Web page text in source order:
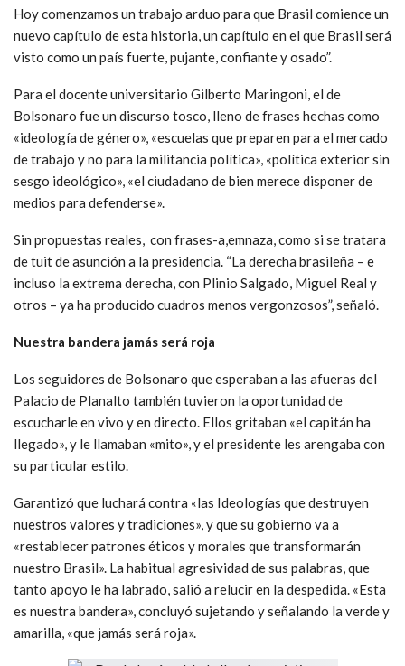
Hoy comenzamos un trabajo arduo para que Brasil comience un
nuevo capítulo de esta historia, un capítulo en el que Brasil será
visto como un país fuerte, pujante, confiante y osado”.
Para el docente universitario Gilberto Maringoni, el de
Bolsonaro fue un discurso tosco, lleno de frases hechas como
«ideología de género», «escuelas que preparen para el mercado
de trabajo y no para la militancia política», «política exterior sin
sesgo ideológico», «el ciudadano de bien merece disponer de
medios para defenderse».
Sin propuestas reales, con frases-a,emnaza, como si se tratara
de tuit de asunción a la presidencia. “La derecha brasileña – e
incluso la extrema derecha, con Plinio Salgado, Miguel Real y
otros – ya ha producido cuadros menos vergonzosos”, señaló.
Nuestra bandera jamás será roja
Los seguidores de Bolsonaro que esperaban a las afueras del
Palacio de Planalto también tuvieron la oportunidad de
escucharle en vivo y en directo. Ellos gritaban «el capitán ha
llegado», y le llamaban «mito», y el presidente les arengaba con
su particular estilo.
Garantizó que luchará contra «las Ideologías que destruyen
nuestros valores y tradiciones», y que su gobierno va a
«restablecer patrones éticos y morales que transformarán
nuestro Brasil». La habitual agresividad de sus palabras, que
tanto apoyo le ha labrado, salió a relucir en la despedida. «Esta
es nuestra bandera», concluyó sujetando y señalando la verde y
amarilla, «que jamás será roja».